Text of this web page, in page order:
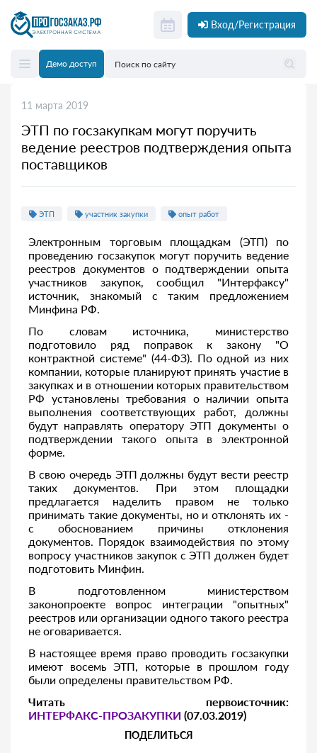
Вход/Регистрация
Демо доступ
11 марта 2019
ЭТП по госзакупкам могут поручить
ведение реестров подтверждения опыта
поставщиков
ЭТП участник закупки опыт работ
Электронным торговым площадкам (ЭТП) по
проведению госзакупок могут поручить ведение
реестров документов о подтверждении опыта
участников закупок, сообщил "Интерфаксу"
источник, знакомый с таким предложением
Минфина РФ.
По словам источника, министерство
подготовило ряд поправок к закону "О
контрактной системе" (44-ФЗ). По одной из них
компании, которые планируют принять участие в
закупках и в отношении которых правительством
РФ установлены требования о наличии опыта
выполнения соответствующих работ, должны
будут направлять оператору ЭТП документы о
подтверждении такого опыта в электронной
форме.
В свою очередь ЭТП должны будут вести реестр
таких документов. При этом площадки
предлагается наделить правом не только
принимать такие документы, но и отклонять их -
с обоснованием причины отклонения
документов. Порядок взаимодействия по этому
вопросу участников закупок с ЭТП должен будет
подготовить Минфин.
В подготовленном министерством
законопроекте вопрос интеграции "опытных"
реестров или организации одного такого реестра
не оговаривается.
В настоящее время право проводить госзакупки
имеют восемь ЭТП, которые в прошлом году
были определены правительством РФ.
Читать первоисточник:
ИНТЕРФАКС-ПРОЗАКУПКИ (07.03.2019)
ПОДЕЛИТЬСЯ